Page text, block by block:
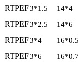
RTPEF3*1.5 14*4
RTPEF3*2.5 14*6
RTPEF3*4 16*0.5
RTPEF3*6